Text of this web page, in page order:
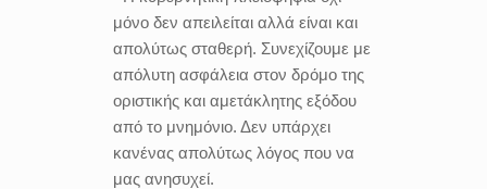
μόνο δεν απειλείται αλλά είναι και
απολύτως σταθερή. Συνεχίζουμε με
απόλυτη ασφάλεια στον δρόμο της
οριστικής και αμετάκλητης εξόδου
από το μνημόνιο. Δεν υπάρχει
κανένας απολύτως λόγος που να
μας ανησυχεί.